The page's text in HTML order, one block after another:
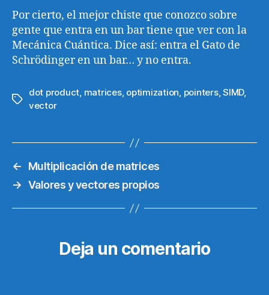
Por cierto, el mejor chiste que conozco sobre
gente que entra en un bar tiene que ver con la
Mecánica Cuántica. Dice así: entra el Gato de
Schrödinger en un bar… y no entra.
Etiquetas
dot product, matrices, optimization, pointers,SIMD,
vector
←
Multiplicación de matrices
→ Valores y vectores propios
Deja un comentario